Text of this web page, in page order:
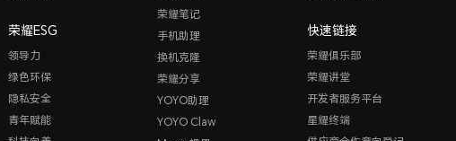
荣耀ESG
领导力
绿色环保
隐私安全
青年赋能
荣耀笔记
手机助理
换机克隆
荣耀分享
YOYO助理
YOYO Claw
快速链接
荣耀俱乐部
荣耀讲堂
开发者服务平台
星耀终端